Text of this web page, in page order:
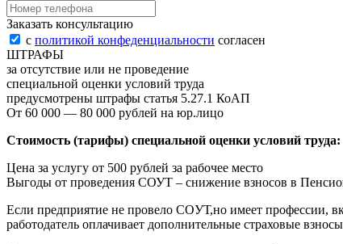
Заказать консультацию
с политикой конфеденциальности согласен
ШТРАФЫ
за отсутствие или не проведение
специальной оценки условий труда
предусмотрены штрафы статья 5.27.1 КоАП
От 60 000 — 80 000 рублей на юр.лицо
Стоимость (тарифы) специальной оценки условий труда:
Цена за услугу от 500 рублей за рабочее место
Выгоды от проведения СОУТ – снижение взносов в
Если предприятие не провело COУТ,но имеет
работодатель оплачивает дополнительные страховые